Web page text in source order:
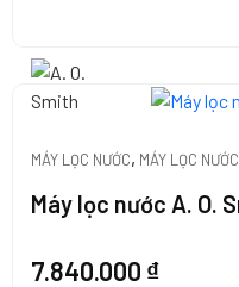
MÁY LỌC NƯỚC, MÁY LỌC
Máy lọc nước A. O.
7.840.000 ₫